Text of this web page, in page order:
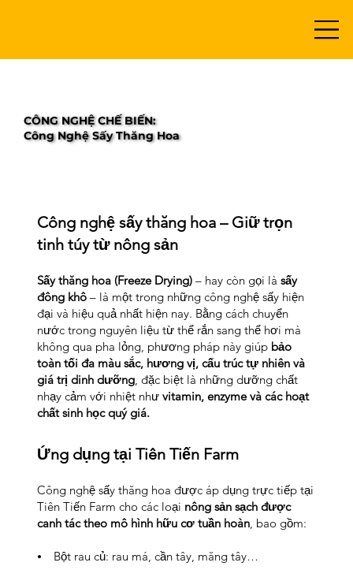
​CÔNG NGHỆ CHẾ BIẾN:
Công Nghệ Sấy Thăng Hoa
Công nghệ sấy thăng hoa – Giữ trọn
tinh túy từ nông sản
Sấy thăng hoa (Freeze Drying)– hay còn gọi là sấy
đông khô– là một trong những công nghệ sấy hiện
đại và hiệu quả nhất hiện nay. Bằng cách chuyển
nước trong nguyên liệu từ thể rắn sang thể hơi mà
không qua pha lỏng, phương pháp này giúp bảo
toàn tối đa màu sắc, hương vị, cấu trúc tự nhiên và
giá trị dinh dưỡng, đặc biệt là những dưỡng chất
nhạy cảm với nhiệt như vitamin, enzyme và các hoạt
chất sinh học quý giá.
Ứng dụng tại Tiên Tiến Farm
Công nghệ sấy thăng hoa được áp dụng trực tiếp tại
Tiên Tiến Farm cho các loại nông sản sạch được
canh tác theo mô hình hữu cơ tuần hoàn, bao gồm:
⦁ Bột rau củ: rau má, cần tây, măng tây…